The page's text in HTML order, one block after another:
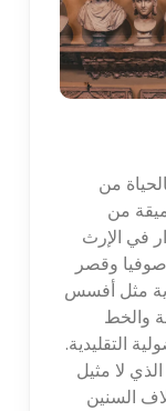
من
من
في الإرث
صوفيا وقصر
مثل أفسس
والخط
التقليدية.
لا مثيل
السنين